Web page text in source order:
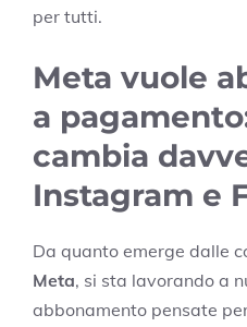
per tutti.
Meta vuole
a
cambia
Instagram e
Da quanto emerge dalle
Meta, si sta lavorando a
abbonamento pensate